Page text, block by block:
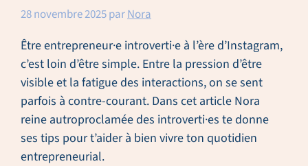
28 novembre 2025parNora
Être entrepreneur·e introverti·e à l’ère d’Instagram,
c’est loin d’être simple. Entre la pression d’être
visible et la fatigue des interactions, on se sent
parfois à contre-courant. Dans cet article Nora
reine autroproclamée des introverti·es te donne
ses tips pour t’aider à bien vivre ton quotidien
entrepreneurial.